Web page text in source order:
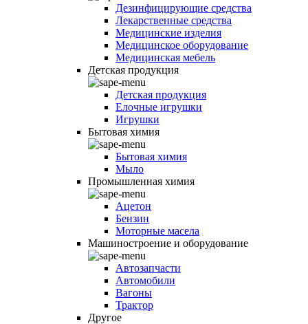
Дезинфицирующие средства
Лекарственные средства
Медицинские изделия
Медицинское оборудование
Медицинская мебель
Детская продукция
Детская продукция
Елочные игрушки
Игрушки
Бытовая химия
Бытовая химия
Мыло
Промышленная химия
Ацетон
Бензин
Моторные масела
Машиностроение и оборудование
Автозапчасти
Автомобили
Вагоны
Трактор
Другое